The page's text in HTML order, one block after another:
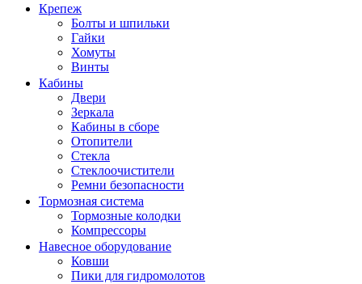
Крепеж
Болты и шпильки
Гайки
Хомуты
Винты
Кабины
Двери
Зеркала
Кабины в сборе
Отопители
Стекла
Стеклоочистители
Ремни безопасности
Тормозная система
Тормозные колодки
Компрессоры
Навесное оборудование
Ковши
Пики для гидромолотов